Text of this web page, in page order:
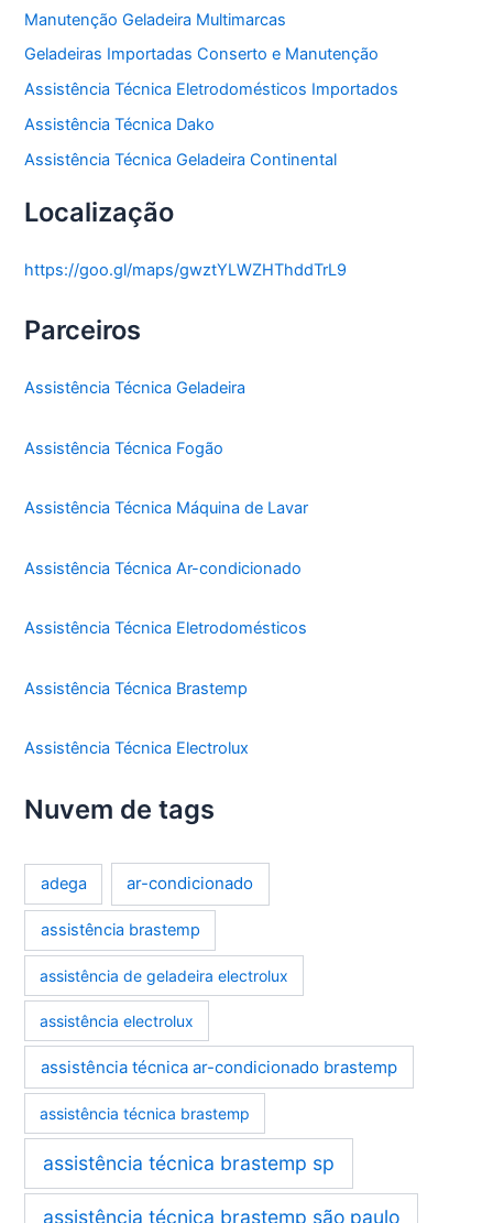
Manutenção Geladeira Multimarcas
Geladeiras Importadas Conserto e Manutenção
Assistência Técnica Eletrodomésticos Importados
Assistência Técnica Dako
Assistência Técnica Geladeira Continental
Localização
https://goo.gl/maps/gwztYLWZHThddTrL9
Parceiros
Assistência Técnica Geladeira
Assistência Técnica Fogão
Assistência Técnica Máquina de Lavar
Assistência Técnica Ar-condicionado
Assistência Técnica Eletrodomésticos
Assistência Técnica Brastemp
Assistência Técnica Electrolux
Nuvem de tags
adega ar-condicionado
assistência brastemp
assistência de geladeira electrolux
assistência electrolux
assistência técnica ar-condicionado brastemp
assistência técnica brastemp
assistência técnica brastemp sp
assistência técnica brastemp são paulo